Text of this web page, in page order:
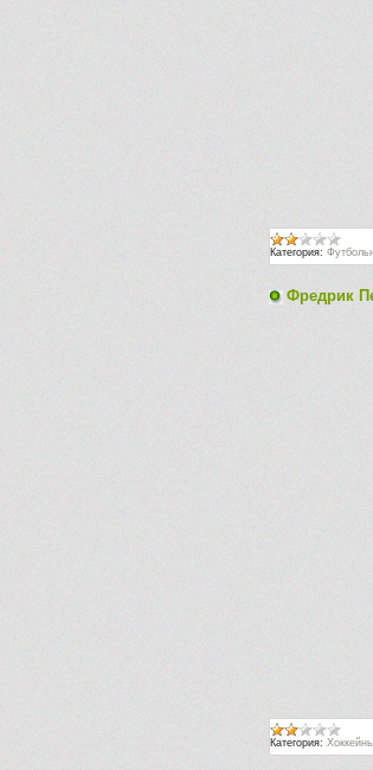
Категория:
Фредрик
Категория: